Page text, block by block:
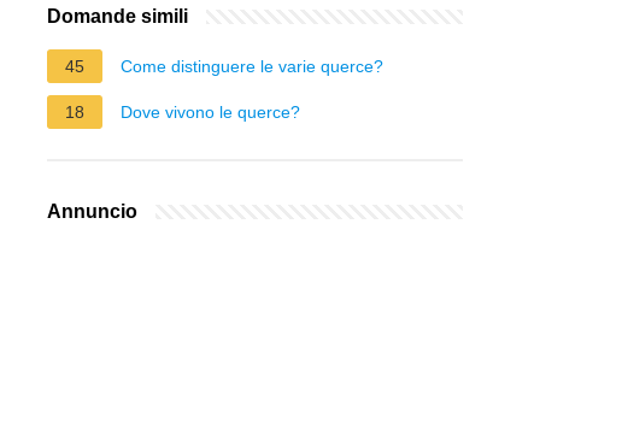
Domande simili
45 Come distinguere le varie querce?
18 Dove vivono le querce?
Annuncio